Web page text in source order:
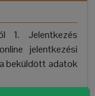
1. Jelentkezés
jelentkezési
beküldött adatok